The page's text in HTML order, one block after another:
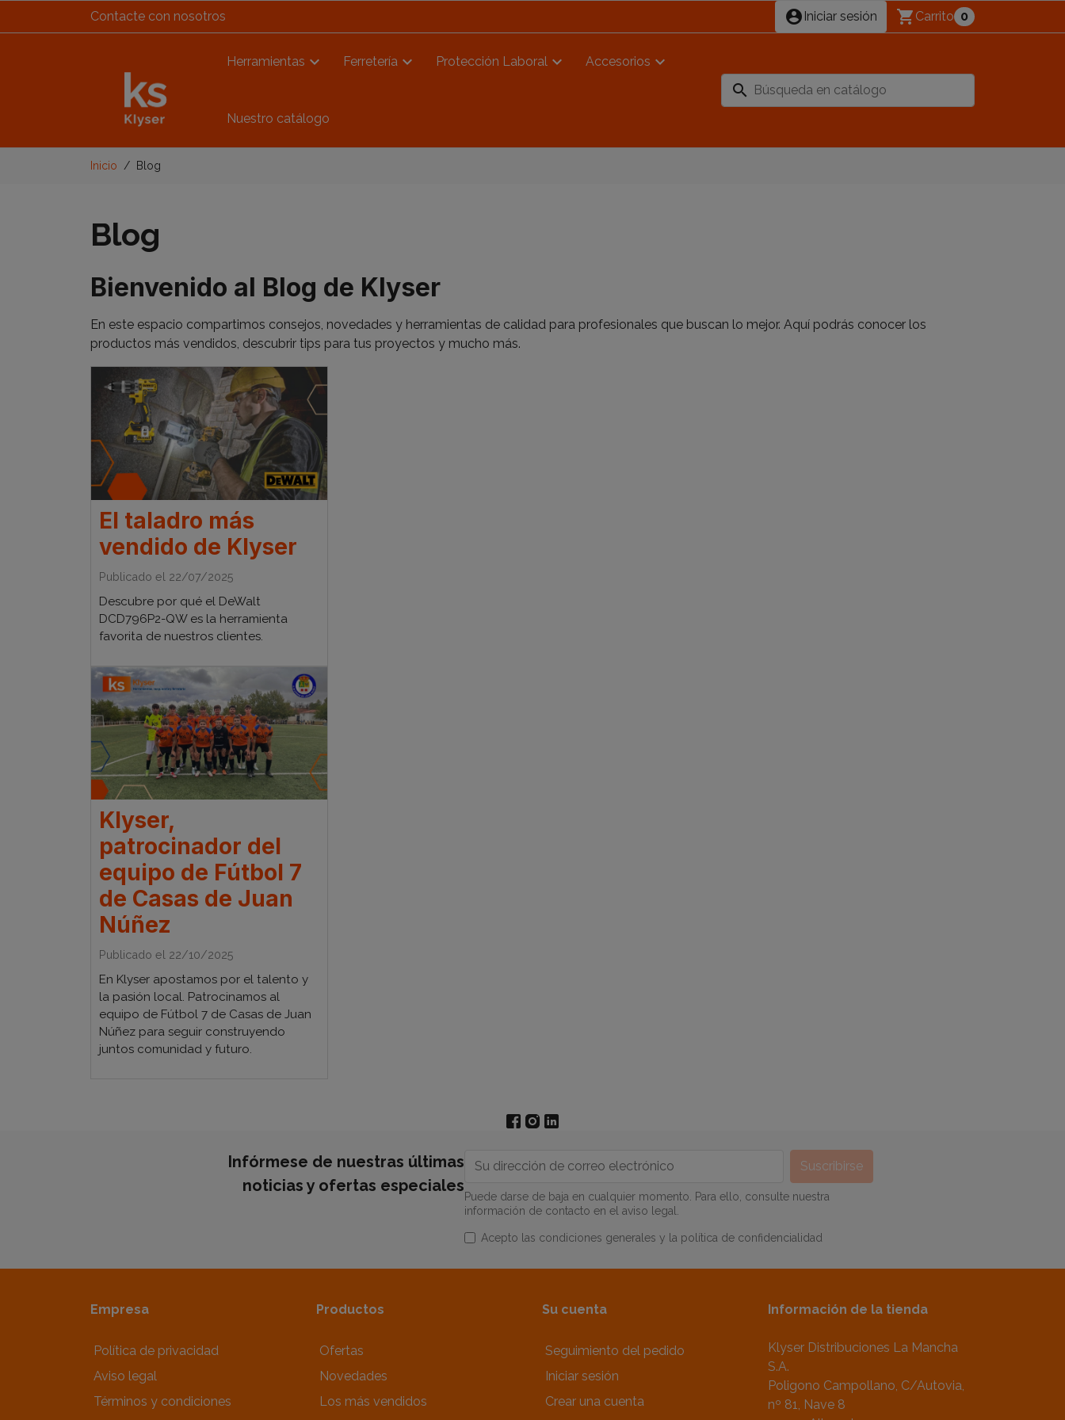
Contacte con nosotros account_circle Iniciar sesión shopping_cart Carrito 0
Herramientas Ferretería Protección Laboral Accesorios
Nuestro catálogo
search
Inicio Blog
Blog
Bienvenido al Blog de Klyser
En este espacio compartimos consejos, novedades y herramientas de calidad para profesionales que buscan lo mejor. Aquí podrás conocer los
productos más vendidos, descubrir tips para tus proyectos y mucho más.
El taladro más
vendido de Klyser
Publicado el 22/07/2025
Descubre por qué el DeWalt
DCD796P2-QW es la herramienta
favorita de nuestros clientes.
Klyser,
patrocinador del
equipo de Fútbol 7
de Casas de Juan
Núñez
Publicado el 22/10/2025
En Klyser apostamos por el talento y
la pasión local. Patrocinamos al
equipo de Fútbol 7 de Casas de Juan
Núñez para seguir construyendo
juntos comunidad y futuro.
Infórmese de nuestras últimas
noticias y ofertas especiales
Puede darse de baja en cualquier momento. Para ello, consulte nuestra
información de contacto en el aviso legal.
Acepto las condiciones generales y la política de confidencialidad
Empresa
Política de privacidad
Aviso legal
Términos y condiciones
Productos
Ofertas
Novedades
Los más vendidos
Su cuenta
Seguimiento del pedido
Iniciar sesión
Crear una cuenta
Información de la tienda
Klyser Distribuciones La Mancha
S.A.
Poligono Campollano, C/Autovia,
nº 81, Nave 8